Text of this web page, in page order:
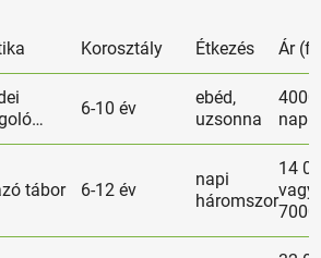
Korosztály Étkezés Ár
6-10 év
ebéd,
uzsonna
nap
tábor 6-12 év
napi
háromszor
14
vagy